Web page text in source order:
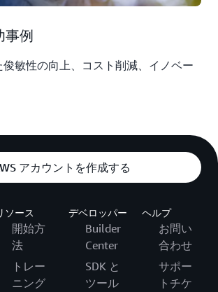
事例
俊敏性の向上、コスト削減、イノベー
アカウントを作成する
ソース
開始方
法
トレー
ニング
デベロッパー
Builder
Center
SDK と
ツール
ヘルプ
お問い
合わせ
サポー
トチケ